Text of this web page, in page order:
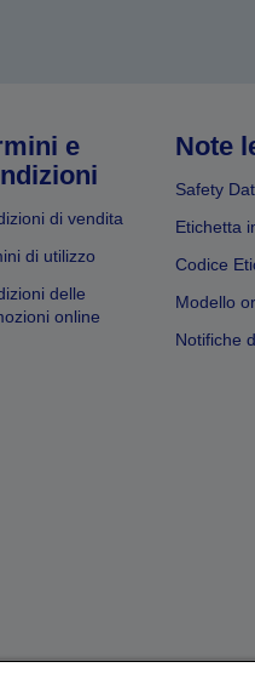
e
di vendita
di utilizzo
delle
online
Note
Safety
Etichetta
Codice
Modello
Notifiche